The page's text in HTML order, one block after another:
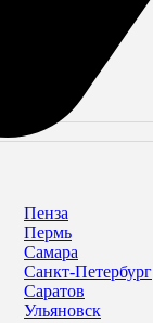
Пенза
Пермь
Самара
Санкт-Петербург
Саратов
Ульяновск